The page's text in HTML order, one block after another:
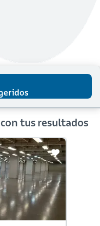
tus resultados